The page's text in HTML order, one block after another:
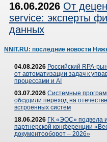
16.06.2026 От
service: эксперты
данных
NNIT.RU: последние новости
04.08.2026 Российский RPA-
от автоматизации задач к
процессами и AI
03.07.2026 Системные
обсудили переход на
встроенных систем
18.06.2026 ГК «ЭОС» подвела
партнерской конференции
документооборот – 2026»